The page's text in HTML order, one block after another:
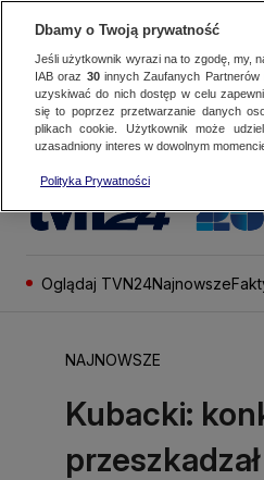
Oglądaj TVN24Najnowsze
NAJNOWSZE
Kubacki:
przeszkadzał
Dbamy o Twoją prywatność
Jeśli użytkownik wyrazi na to zgodę, my,
IAB oraz 30innych Zaufanych Partnerów
uzyskiwać do nich dostęp w celu
się to poprzez przetwarzanie danych
plikach cookie. Użytkownik może
uzasadniony interes w dowolnym
Polityka Prywatności